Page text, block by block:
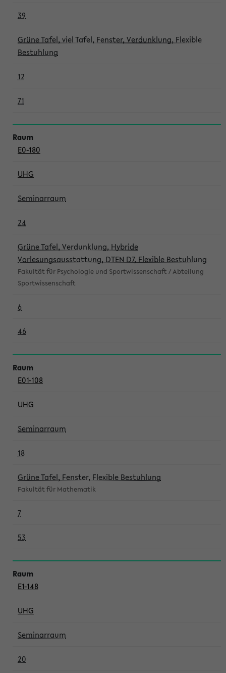
39
Grüne Tafel, viel Tafel, Fenster, Verdunklung, Flexible
Bestuhlung
12
71
E0-180
UHG
Seminarraum
24
Grüne Tafel, Verdunklung, Hybride
Vorlesungsausstattung, DTEN D7, Flexible Bestuhlung
Fakultät für Psychologie und Sportwissenschaft / Abteilung
Sportwissenschaft
6
46
E01-108
UHG
Seminarraum
18
Grüne Tafel, Fenster, Flexible Bestuhlung
Fakultät für Mathematik
7
53
E1-148
UHG
Seminarraum
20